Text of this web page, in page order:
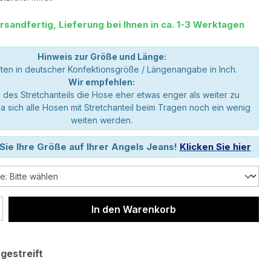
Lieferung bei Ihnen in ca. 1-3 Werktagen
Hinweis zur Größe und Länge:
in deutscher Konfektionsgröße / Längenangabe in Inch.
Wir empfehlen:
des Stretchanteils die Hose eher etwas enger als weiter zu
sich alle Hosen mit Stretchanteil beim Tragen noch ein wenig
weiten werden.
Ihre Größe auf Ihrer Angels Jeans! Klicken Sie hier
Anzahl: Gib den gewünschten Wert
In den Warenkorb
gestreift